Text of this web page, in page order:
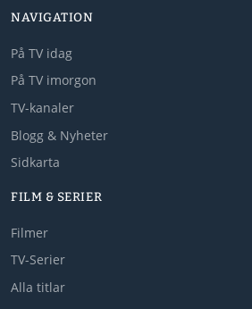
NAVIGATION
På TV idag
På TV imorgon
TV-kanaler
Blogg & Nyheter
Sidkarta
FILM & SERIER
Filmer
TV-Serier
Alla titlar